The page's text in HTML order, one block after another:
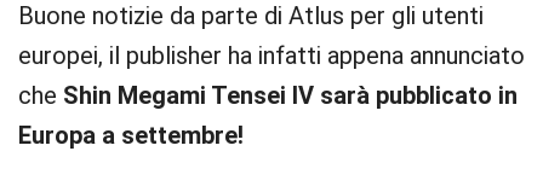
Buone notizie da parte di Atlus per gli utenti
europei, il publisher ha infatti appena annunciato
che Shin Megami Tensei IV sarà pubblicato in
Europa a settembre!